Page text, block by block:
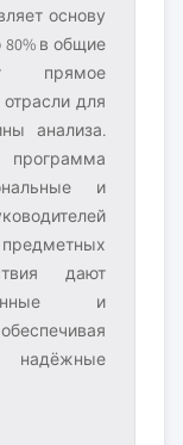
основу
в общие
прямое
для
анализа.
и
дают
и